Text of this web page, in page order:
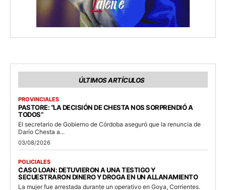
ÚLTIMOS ARTÍCULOS
PROVINCIALES
PASTORE: “LA DECISIÓN DE CHESTA NOS SORPRENDIÓ A
TODOS”
El secretario de Gobierno de Córdoba aseguró que la renuncia de
Darío Chesta a...
03/08/2026
POLICIALES
CASO LOAN: DETUVIERON A UNA TESTIGO Y
SECUESTRARON DINERO Y DROGA EN UN ALLANAMIENTO
La mujer fue arrestada durante un operativo en Goya, Corrientes.